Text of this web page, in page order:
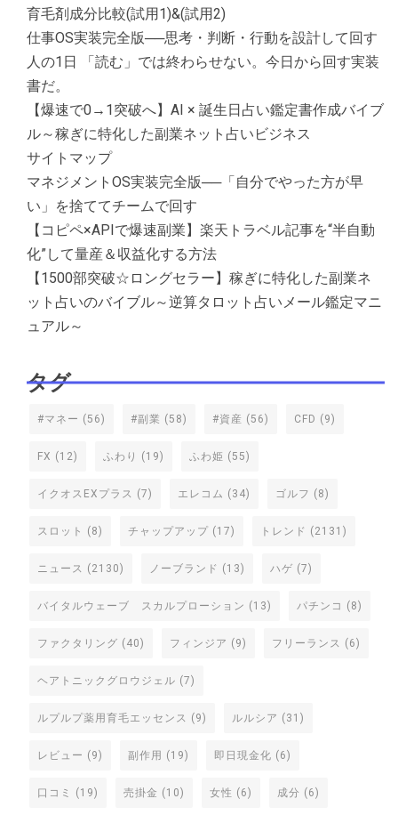
育毛剤成分比較(試用1)&(試用2)
仕事OS実装完全版──思考・判断・行動を設計して回す
人の1日 「読む」では終わらせない。今日から回す実装
書だ。
【爆速で0→1突破へ】AI × 誕生日占い鑑定書作成バイブ
ル～稼ぎに特化した副業ネット占いビジネス
サイトマップ
マネジメントOS実装完全版──「自分でやった方が早
い」を捨ててチームで回す
【コピペ×APIで爆速副業】楽天トラベル記事を“半自動
化”して量産＆収益化する方法
【1500部突破☆ロングセラー】稼ぎに特化した副業ネ
ット占いのバイブル～逆算タロット占いメール鑑定マニ
ュアル～
タグ
#マネー (56) #副業 (58) #資産 (56) CFD (9)
FX (12) ふわり (19) ふわ姫 (55)
イクオスEXプラス (7) エレコム (34) ゴルフ (8)
スロット (8) チャップアップ (17) トレンド (2131)
ニュース (2130) ノーブランド (13) ハゲ (7)
バイタルウェーブ スカルプローション (13) パチンコ (8)
ファクタリング (40) フィンジア (9) フリーランス (6)
ヘアトニックグロウジェル (7)
ルプルプ薬用育毛エッセンス (9) ルルシア (31)
レビュー (9) 副作用 (19) 即日現金化 (6)
口コミ (19) 売掛金 (10) 女性 (6) 成分 (6)